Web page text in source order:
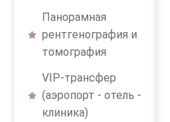
Панорамная
рентгенография и
томография
VIP-трансфер
(аэропорт - отель -
клиника)